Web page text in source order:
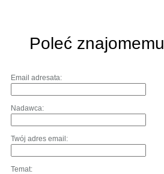
Poleć znajomemu
Email adresata:
Nadawca:
Twój adres email:
Temat: